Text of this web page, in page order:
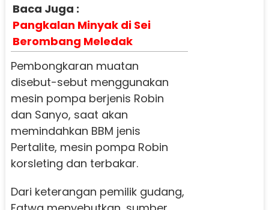
Baca Juga :
Pangkalan Minyak di Sei
Berombang Meledak
Pembongkaran muatan
disebut-sebut menggunakan
mesin pompa berjenis Robin
dan Sanyo, saat akan
memindahkan BBM jenis
Pertalite, mesin pompa Robin
korsleting dan terbakar.
Dari keterangan pemilik gudang,